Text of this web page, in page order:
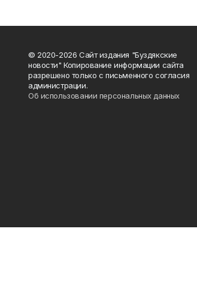
© 2020-2026 Сайт издания "Буздякские
новости" Копирование информации сайта
разрешено только с письменного согласия
администрации.
Об использовании персональных данных